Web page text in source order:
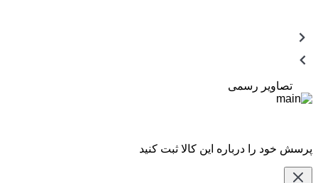
تصاویر رسمی
پرسش خود را درباره این کالا ثبت کنید